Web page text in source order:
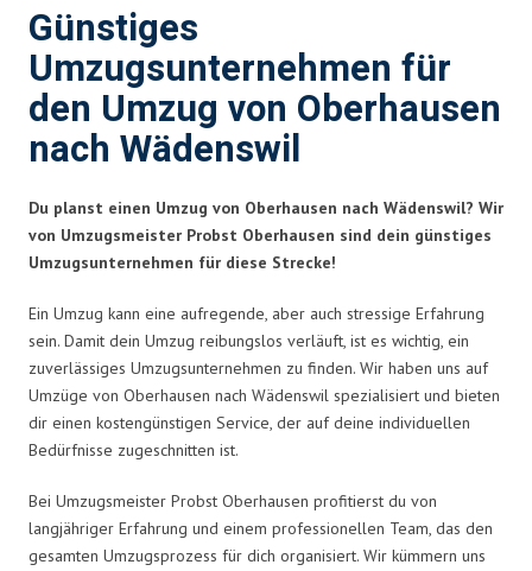
Günstiges
Umzugsunternehmen für
den Umzug von Oberhausen
nach Wädenswil
Du planst einen Umzug von Oberhausen nach Wädenswil? Wir
von Umzugsmeister Probst Oberhausen sind dein günstiges
Umzugsunternehmen für diese Strecke!
Ein Umzug kann eine aufregende, aber auch stressige Erfahrung
sein. Damit dein Umzug reibungslos verläuft, ist es wichtig, ein
zuverlässiges Umzugsunternehmen zu finden. Wir haben uns auf
Umzüge von Oberhausen nach Wädenswil spezialisiert und bieten
dir einen kostengünstigen Service, der auf deine individuellen
Bedürfnisse zugeschnitten ist.
Bei Umzugsmeister Probst Oberhausen profitierst du von
langjähriger Erfahrung und einem professionellen Team, das den
gesamten Umzugsprozess für dich organisiert. Wir kümmern uns